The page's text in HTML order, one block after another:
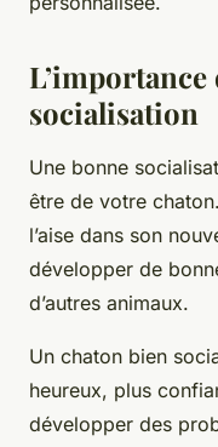
L’importance
socialisation
Une bonne
être de votre
l’aise dans son
développer de
d’autres animaux.
Un chaton bien
heureux, plus
développer des